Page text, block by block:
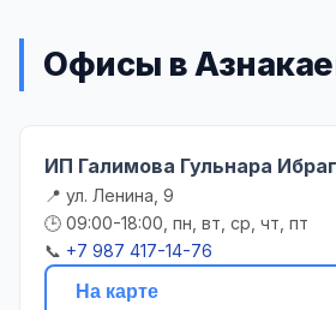
Офисы в
ИП Галимова Гульнара
📍 ул. Ленина, 9
🕒 09:00-18:00, пн, вт, ср, чт, пт
📞 +7 987 417-14-76
На карте